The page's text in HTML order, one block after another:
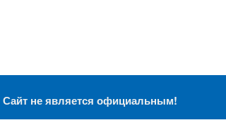
Сайт не является официальным!